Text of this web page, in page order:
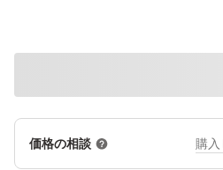
価格の相談